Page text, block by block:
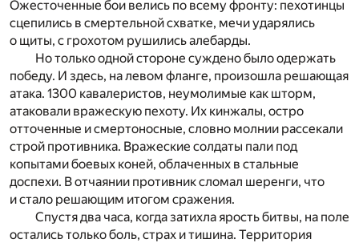
Ожесточенные бои велись по всему фронту: пехотинцы
сцепились в смертельной схватке, мечи ударялись
о щиты, с грохотом рушились алебарды.
Но только одной стороне суждено было одержать
победу. И здесь, на левом фланге, произошла решающая
атака. 1300 кавалеристов, неумолимые как шторм,
атаковали вражескую пехоту. Их кинжалы, остро
отточенные и смертоносные, словно молнии рассекали
строй противника. Вражеские солдаты пали под
копытами боевых коней, облаченных в стальные
доспехи. В отчаянии противник сломал шеренги, что
и стало решающим итогом сражения.
Спустя два часа, когда затихла ярость битвы, на поле
остались только боль, страх и тишина. Территория